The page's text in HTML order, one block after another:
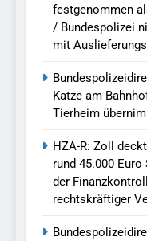
festgenommen
/ Bundespolizei
mit
Katze am
Tierheim
HZA-R: Zoll
rund 45.000
der
rechtskräftiger